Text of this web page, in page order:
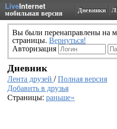
LiveInternet
мобильная версия Дневники
Вы были перенаправлены на
страницы. Вернуться!
Авторизация
Дневник
Лента друзей /Полная версия
Добавить в друзья
Страницы: раньше»